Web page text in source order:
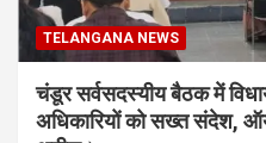
TELANGANA NEWS
चंडूर सर्वसदस्यीय बैठक में
अधिकारियों को सख्त संदेश,